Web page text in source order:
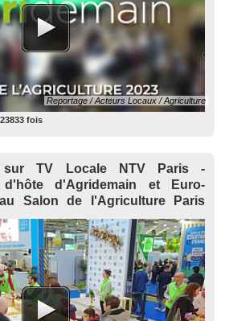
Reportage / Acteurs Locaux / Agriculture
fois
sur TV Locale NTV Paris -
d'hôte d'Agridemain et Euro-
Salon de l'Agriculture Paris